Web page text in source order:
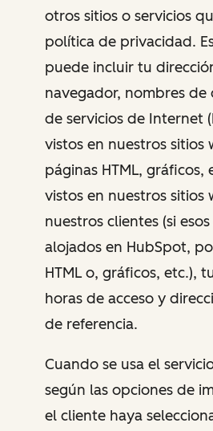
otros sitios o servicios
política de privacidad.
puede incluir tu
navegador, nombres
de servicios de Internet
vistos en nuestros sitios
páginas HTML, gráficos,
vistos en nuestros sitios
nuestros clientes (si
alojados en HubSpot,
HTML o, gráficos, etc.),
horas de acceso y
de referencia.
Cuando se usa el
según las opciones de
el cliente haya